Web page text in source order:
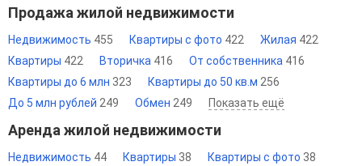
Продажа жилой недвижимости
Недвижимость 455 Квартиры с фото 422 Жилая 422
Квартиры 422 Вторичка 416 От собственника 416
Квартиры до 6 млн 323 Квартиры до 50 кв.м 256
До 5 млн рублей 249 Обмен 249 Показать ещё
Аренда жилой недвижимости
Недвижимость 44 Квартиры 38 Квартиры с фото 38